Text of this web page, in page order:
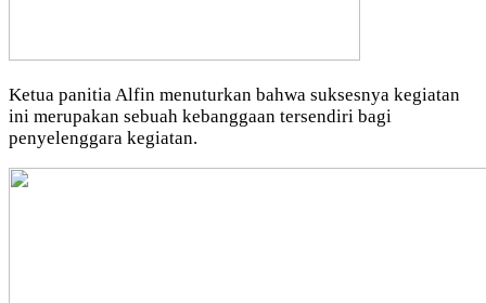
Ketua panitia Alfin menuturkan bahwa suksesnya kegiatan
ini merupakan sebuah kebanggaan tersendiri bagi
penyelenggara kegiatan.